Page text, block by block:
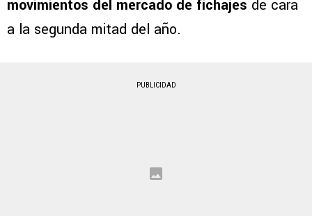
movimientos del mercado de fichajes de cara
a la segunda mitad del año.
PUBLICIDAD